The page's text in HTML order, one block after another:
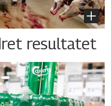
resultatet